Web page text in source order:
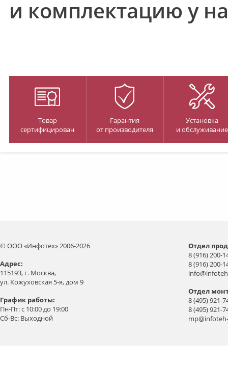
и комплектацию у
Товар
сертифицирован
Гарантия
от производителя
Установка
и обслуживание
© ООО «Инфотех» 2006-2026
Aдрес:
115193, г. Москва,
ул. Кожуховская 5-я, дом 9
График работы:
Пн-Пт: с 10:00 до 19:00
Сб-Вс: Выходной
Отдел
8 (916) 200-
8 (916) 200-
Отдел
8 (495) 921-
8 (495) 921-